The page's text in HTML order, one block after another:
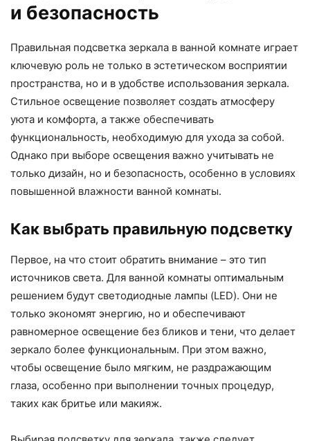
и безопасность
Правильная подсветка зеркала в ванной комнате играет
ключевую роль не только в эстетическом восприятии
пространства, но и в удобстве использования зеркала.
Стильное освещение позволяет создать атмосферу
уюта и комфорта, а также обеспечивать
функциональность, необходимую для ухода за собой.
Однако при выборе освещения важно учитывать не
только дизайн, но и безопасность, особенно в условиях
повышенной влажности ванной комнаты.
Как выбрать правильную подсветку
Первое, на что стоит обратить внимание – это тип
источников света. Для ванной комнаты оптимальным
решением будут светодиодные лампы (LED). Они не
только экономят энергию, но и обеспечивают
равномерное освещение без бликов и тени, что делает
зеркало более функциональным. При этом важно,
чтобы освещение было мягким, не раздражающим
глаза, особенно при выполнении точных процедур,
таких как бритье или макияж.